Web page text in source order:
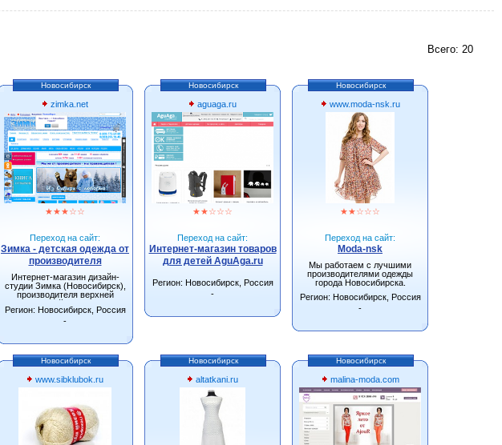
Всего: 20
Новосибирск
zimka.net
★★★☆☆
Переход на сайт:
Зимка - детская одежда от
производителя
Интернет-магазин дизайн-
студии Зимка (Новосибирск),
производителя верхней
детской одежды.
Регион: Новосибирск, Россия
-
Новосибирск
aguaga.ru
★★☆☆☆
Переход на сайт:
Интернет-магазин товаров
для детей AguAga.ru
Регион: Новосибирск, Россия
-
Новосибирск
www.moda-nsk.ru
★★☆☆☆
Переход на сайт:
Moda-nsk
Мы работаем с лучшими
производителями одежды
города Новосибирска.
Регион: Новосибирск, Россия
-
Новосибирск
www.sibklubok.ru
Новосибирск
altatkani.ru
Новосибирск
malina-moda.com